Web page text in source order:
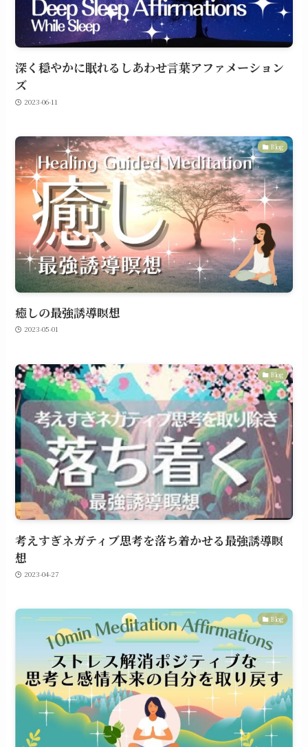
深く穏やかに眠れるしあわせ言葉アファメーション
ズ
2023-06-11
Blog
癒しの最強誘導瞑想
2023-05-01
Blog
考えすぎネガティブ思考を落ち着かせる最強誘導瞑
想
2023-04-27
Blog